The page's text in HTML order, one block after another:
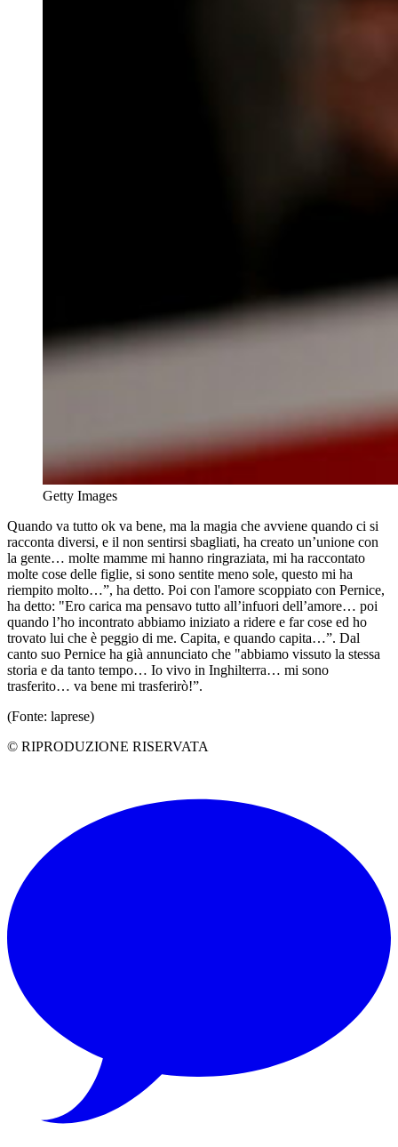
Getty Images
Quando va tutto ok va bene, ma la magia che avviene quando ci si
racconta diversi, e il non sentirsi sbagliati, ha creato un’unione con
la gente… molte mamme mi hanno ringraziata, mi ha raccontato
molte cose delle figlie, si sono sentite meno sole, questo mi ha
riempito molto…”, ha detto. Poi con l'amore scoppiato con Pernice,
ha detto: "Ero carica ma pensavo tutto all’infuori dell’amore… poi
quando l’ho incontrato abbiamo iniziato a ridere e far cose ed ho
trovato lui che è peggio di me. Capita, e quando capita…”. Dal
canto suo Pernice ha già annunciato che "abbiamo vissuto la stessa
storia e da tanto tempo… Io vivo in Inghilterra… mi sono
trasferito… va bene mi trasferirò!”.
(Fonte: laprese)
© RIPRODUZIONE RISERVATA